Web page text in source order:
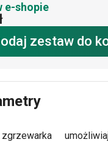
e-shopie
zestaw do